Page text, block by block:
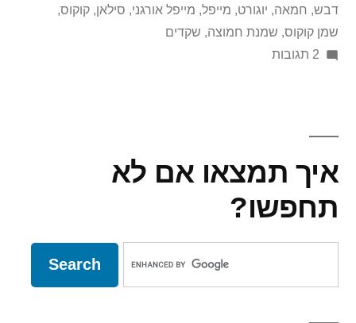
דבש, חמאה, יוגורט, מייפל, מייפל אורגני, סילאן, קוקוס,
שמן קוקוס, שמנת חמוצה, שקדים
2 תגובות
על
איך תמצאו אם לא
תחפשו?